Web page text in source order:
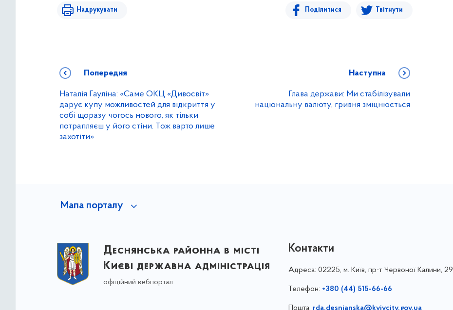
Надрукувати Поділитися Твітнути
Попередня
Наталія Гауліна: «Саме ОКЦ «Дивосвіт»
дарує купу можливостей для відкриття у
собі щоразу чогось нового, як тільки
потрапляєш у його стіни. Тож варто лише
захотіти»
Наступна
Глава держави: Ми стабілізували
національну валюту, гривня зміцнюється
Мапа порталу
Деснянська районна в місті
Києві державна адміністрація
офіційний вебпортал
Контакти
Адреса: 02225, м. Київ, пр-т Червоної Калини, 29
Телефон: +380 (44) 515-66-66
Пошта: rda.desnianska@kyivcity.gov.ua